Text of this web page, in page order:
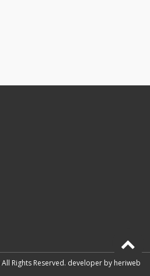
All Rights Reserved. developer by heriweb